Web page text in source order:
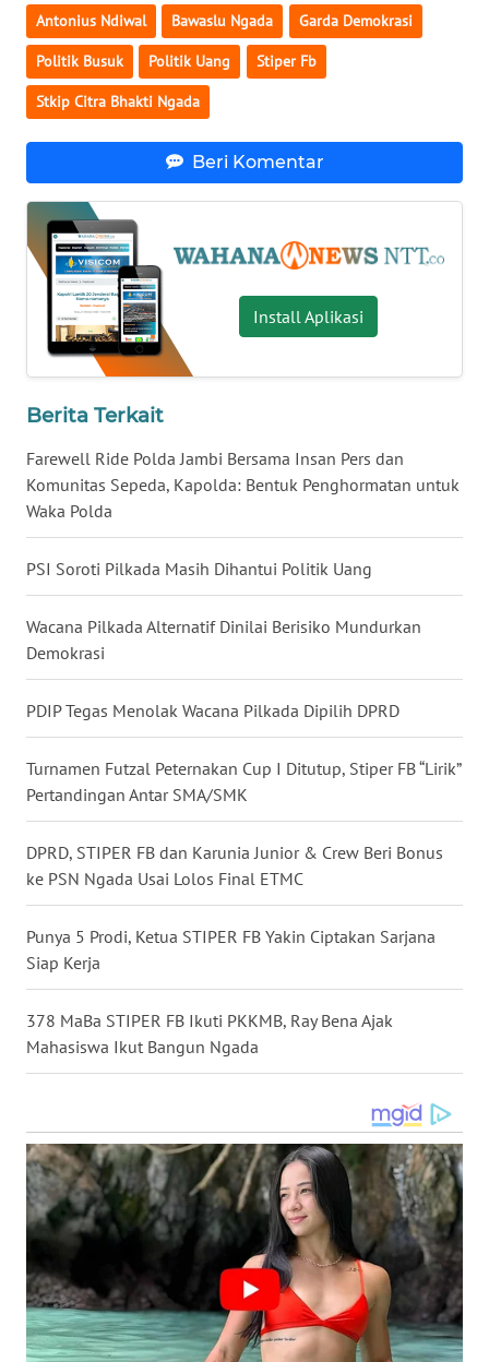
Antonius Ndiwal Bawaslu Ngada Garda Demokrasi
Politik Busuk Politik Uang Stiper Fb
Stkip Citra Bhakti Ngada
Beri Komentar
Install Aplikasi
Berita Terkait
Farewell Ride Polda Jambi Bersama Insan Pers dan
Komunitas Sepeda, Kapolda: Bentuk Penghormatan untuk
Waka Polda
PSI Soroti Pilkada Masih Dihantui Politik Uang
Wacana Pilkada Alternatif Dinilai Berisiko Mundurkan
Demokrasi
PDIP Tegas Menolak Wacana Pilkada Dipilih DPRD
Turnamen Futzal Peternakan Cup I Ditutup, Stiper FB “Lirik”
Pertandingan Antar SMA/SMK
DPRD, STIPER FB dan Karunia Junior & Crew Beri Bonus
ke PSN Ngada Usai Lolos Final ETMC
Punya 5 Prodi, Ketua STIPER FB Yakin Ciptakan Sarjana
Siap Kerja
378 MaBa STIPER FB Ikuti PKKMB, Ray Bena Ajak
Mahasiswa Ikut Bangun Ngada
TENGAH
WN DELI
SERDANG
TINGGI
WN
PAKPAK
WN
KARAWANG
WN
WN
BOGOR
WN
DEPOK
WN
TAPANULI
UTARA
WN
SAMOSIR
WN
PADANG
LAWAS
WN
SUMEDANG
WN
CIANJUR
KEPULAUAN
SERIBU
WN
TANGERANG
WN
BINJAI